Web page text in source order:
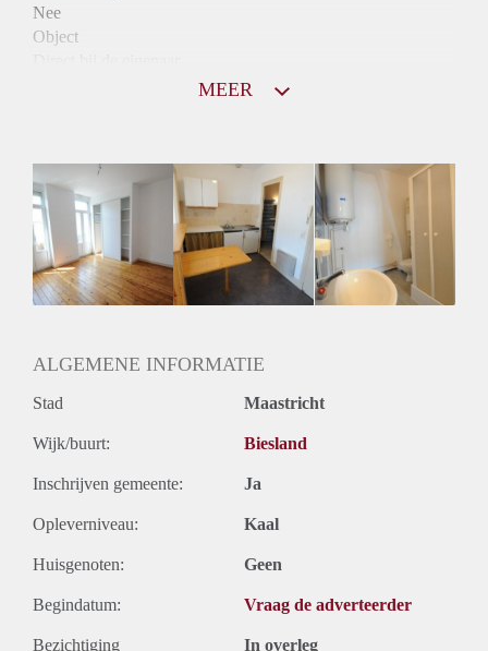
Nee
Object
Huurtoeslag
Mogelijk
Inkomen eis
3,0 X De bruto huur
Huurtermijn
Onbepaalde termijn
MEER
ALGEMENE INFORMATIE
Stad Maastricht
Wijk/buurt: Biesland
Inschrijven gemeente: Ja
Opleverniveau: Kaal
Huisgenoten: Geen
Begindatum: Vraag de adverteerder
Bezichtiging In overleg